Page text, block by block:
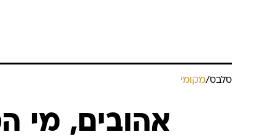
סלבס/מקומי
אהובים, מי